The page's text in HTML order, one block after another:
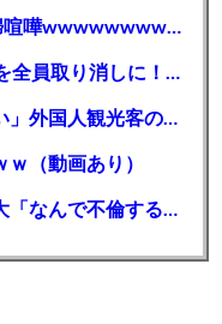
【悲報】論客米山隆一、Xで夫婦喧嘩wwwwwwwwwwww
【芸能】高橋真麻「80代で免許を全員取り消しに！」 高齢ドライバーの事故問題で、高齢者の運転免許取り消し法を提案
【🗻】「富士山きれいに撮りたい」外国人観光客のレンタカー事故が急増…「ハンドルが逆で慣れず」、道の狭さも
（動画あり）
シンガーソングライター・平井大「なんで不倫するか知ってる？妥協で結婚するからさ。」←浅すぎると大炎上